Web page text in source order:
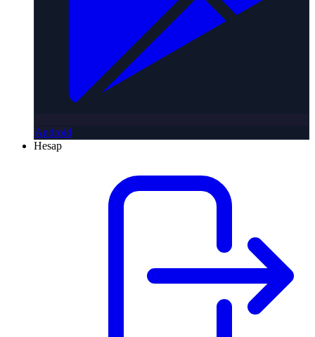
Android
Hesap